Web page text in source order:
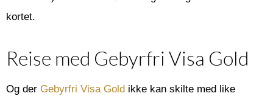
kortet.
Reise med Gebyrfri Visa Gold
Og der Gebyrfri Visa Gold ikke kan skilte med like